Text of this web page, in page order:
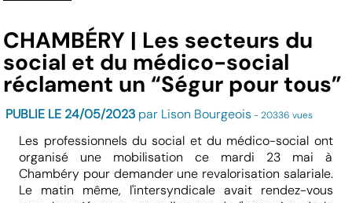
CHAMBÉRY | Les secteurs du
social et du médico-social
réclament un “Ségur pour tous”
PUBLIE LE 24/05/2023 par Lison Bourgeois - 20336 vues
Les professionnels du social et du médico-social ont
organisé une mobilisation ce mardi 23 mai à
Chambéry pour demander une revalorisation salariale.
Le matin même, l'intersyndicale avait rendez-vous